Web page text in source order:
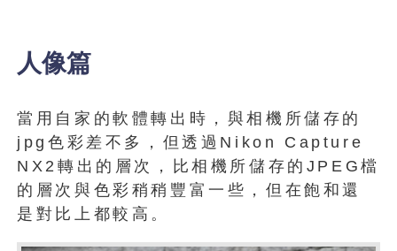
人像篇
當用自家的軟體轉出時，與相機所儲存的
jpg色彩差不多，但透過Nikon Capture
NX2轉出的層次，比相機所儲存的JPEG檔
的層次與色彩稍稍豐富一些，但在飽和還
是對比上都較高。